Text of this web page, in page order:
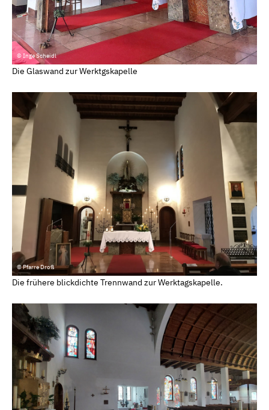
© Inge Scheidl
Die Glaswand zur Werktgskapelle
© Pfarre Droß
Die frühere blickdichte Trennwand zur Werktagskapelle.